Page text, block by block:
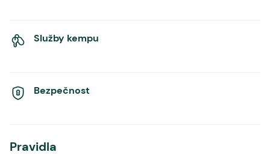
Služby kempu
Bezpečnost
Pravidla